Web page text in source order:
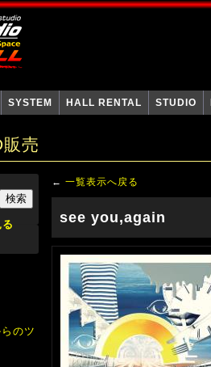
SYSTEM HALL RENTAL STUDIO
売
のツ
← 一覧表示へ戻る
see you,again